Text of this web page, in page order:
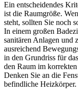
Ein entscheidendes
ist die Raumgröße.
steht, sollten Sie noch
In einem großen
sanitären Anlagen und
ausreichend
in den Grundriss für
den Raum im
Denken Sie an die
befindliche Heizkörper.